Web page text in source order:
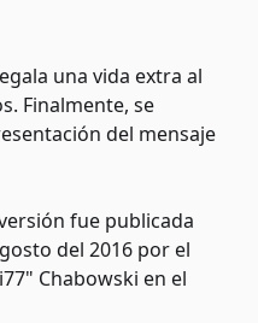
una vida extra al
Finalmente, se
del mensaje
fue publicada
del 2016 por el
Chabowski en el